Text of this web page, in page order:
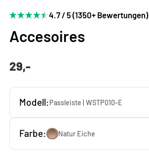
4.7 / 5 (1350+ Bewertungen)
Accesoires
29,-
Modell:Passleiste | WSTP010-E
Farbe: Natur Eiche